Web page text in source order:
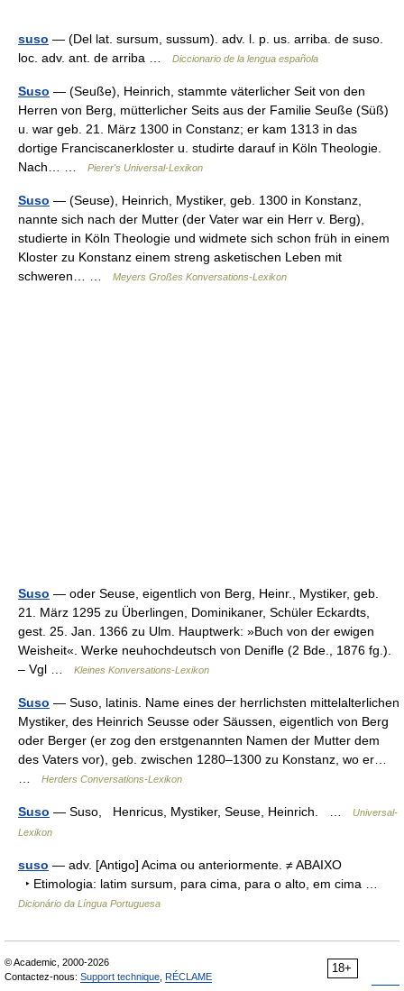
suso — (Del lat. sursum, sussum). adv. l. p. us. arriba. de suso.
loc. adv. ant. de arriba …
Diccionario de la lengua española
Suso — (Seuße), Heinrich, stammte väterlicher Seit von den
Herren von Berg, mütterlicher Seits aus der Familie Seuße (Süß)
u. war geb. 21. März 1300 in Constanz; er kam 1313 in das
dortige Franciscanerkloster u. studirte darauf in Köln Theologie.
Nach… …
Pierer's Universal-Lexikon
Suso — (Seuse), Heinrich, Mystiker, geb. 1300 in Konstanz,
nannte sich nach der Mutter (der Vater war ein Herr v. Berg),
studierte in Köln Theologie und widmete sich schon früh in einem
Kloster zu Konstanz einem streng asketischen Leben mit
schweren… …
Meyers Großes Konversations-Lexikon
Suso — oder Seuse, eigentlich von Berg, Heinr., Mystiker, geb.
21. März 1295 zu Überlingen, Dominikaner, Schüler Eckardts,
gest. 25. Jan. 1366 zu Ulm. Hauptwerk: »Buch von der ewigen
Weisheit«. Werke neuhochdeutsch von Denifle (2 Bde., 1876 fg.).
– Vgl …
Kleines Konversations-Lexikon
Suso — Suso, latinis. Name eines der herrlichsten mittelalterlichen
Mystiker, des Heinrich Seusse oder Säussen, eigentlich von Berg
oder Berger (er zog den erstgenannten Namen der Mutter dem
des Vaters vor), geb. zwischen 1280–1300 zu Konstanz, wo er…
Herders Conversations-Lexikon
Suso — Suso, Henricus, Mystiker, Seuse, Heinrich. …
Universal-
Lexikon
suso — adv. [Antigo] Acima ou anteriormente. ≠ ABAIXO
‣ Etimologia: latim sursum, para cima, para o alto, em cima …
Dicionário da Língua Portuguesa
18+
© Academic, 2000-2026
Contactez-nous: Support technique RÉCLAME